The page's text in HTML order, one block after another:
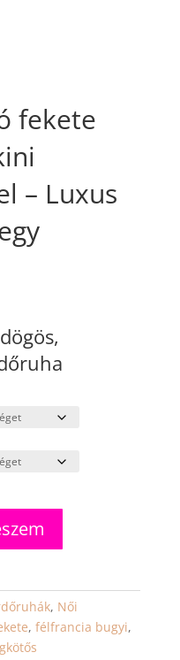
fekete
– Luxus
, Női
, félfrancia bugyi,